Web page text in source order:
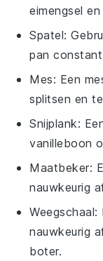
eimengsel
Spatel:
pan
Mes: Een
splitsen en
Snijplank:
vanilleboon
Maatbeker:
nauwkeurig
Weegschaal:
nauwkeurig
boter.